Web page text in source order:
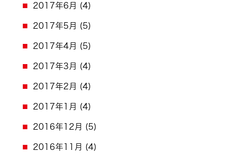
2017年6月 (4)
2017年5月 (5)
2017年4月 (5)
2017年3月 (4)
2017年2月 (4)
2017年1月 (4)
2016年12月 (5)
2016年11月 (4)